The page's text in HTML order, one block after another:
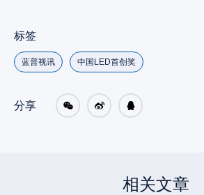
标签
蓝普视讯 中国LED首创奖
分享
相关文章